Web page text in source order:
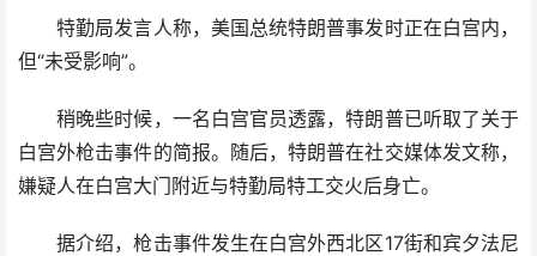
特勤局发言人称，美国总统特朗普事发时正在白宫内，
但“未受影响”。
稍晚些时候，一名白宫官员透露，特朗普已听取了关于
白宫外枪击事件的简报。随后，特朗普在社交媒体发文称，
嫌疑人在白宫大门附近与特勤局特工交火后身亡。
据介绍，枪击事件发生在白宫外西北区17街和宾夕法尼